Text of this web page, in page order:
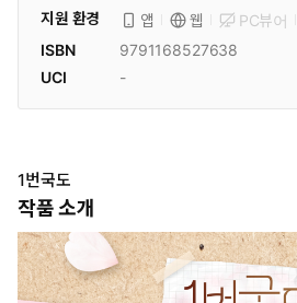
지원 환경
앱 웹 PC뷰어
ISBN
9791168527638
UCI
-
1번국도
작품 소개